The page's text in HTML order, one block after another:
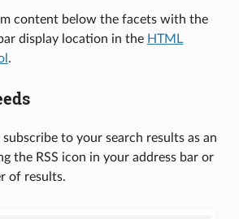
content below the facets with the
display location in the HTML
.
to your search results as an
the RSS icon in your address bar or
of results.